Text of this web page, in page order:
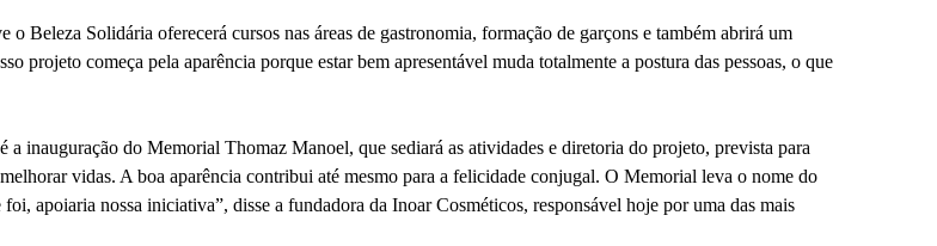
o Beleza Solidária oferecerá cursos nas áreas de gastronomia, formação de garçons e também abrirá um
projeto começa pela aparência porque estar bem apresentável muda totalmente a postura das pessoas, o que
inauguração do Memorial Thomaz Manoel, que sediará as atividades e diretoria do projeto, prevista para
vidas. A boa aparência contribui até mesmo para a felicidade conjugal. O Memorial leva o nome do
apoiaria nossa iniciativa”, disse a fundadora da Inoar Cosméticos, responsável hoje por uma das mais